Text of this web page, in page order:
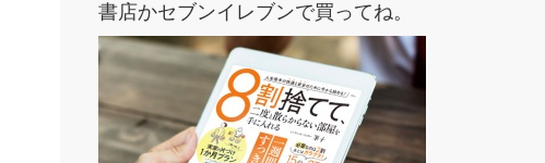
書店かセブンイレブンで買ってね。